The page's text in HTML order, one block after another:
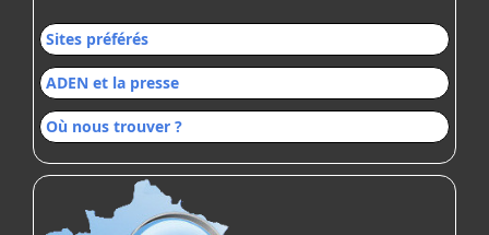
Sites préférés
ADEN et la presse
Où nous trouver ?